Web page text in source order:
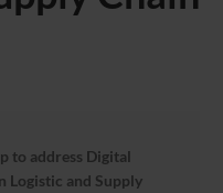
to address Digital
Logistic and Supply